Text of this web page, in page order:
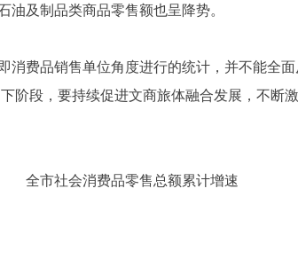
及制品类商品零售额也呈降势。
消费品销售单位角度进行的统计，并不能全
阶段，要持续促进文商旅体融合发展，不断
全市社会消费品零售总额累计增速
位：